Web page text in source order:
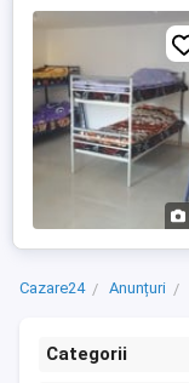
Cazare24 Anunțuri
Categorii